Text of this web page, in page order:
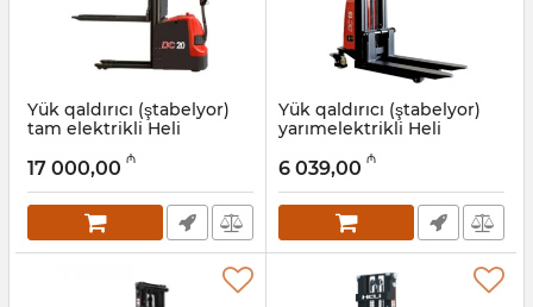
Yük qaldırıcı (ştabelyor)
tam elektrikli Heli
Artikul: 056001009
17 000,00 ₼
Yük qaldırıcı (ştabelyor)
yarımelektrikli Heli
Artikul: 056001006
6 039,00 ₼